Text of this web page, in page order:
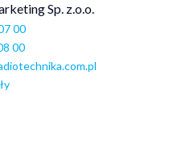
Sp. z.o.o.
00
00